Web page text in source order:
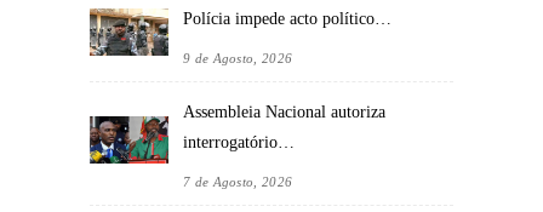
Polícia impede acto político…
9 de Agosto, 2026
Assembleia Nacional autoriza
interrogatório…
7 de Agosto, 2026